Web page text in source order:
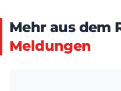
Mehr aus dem
Meldungen